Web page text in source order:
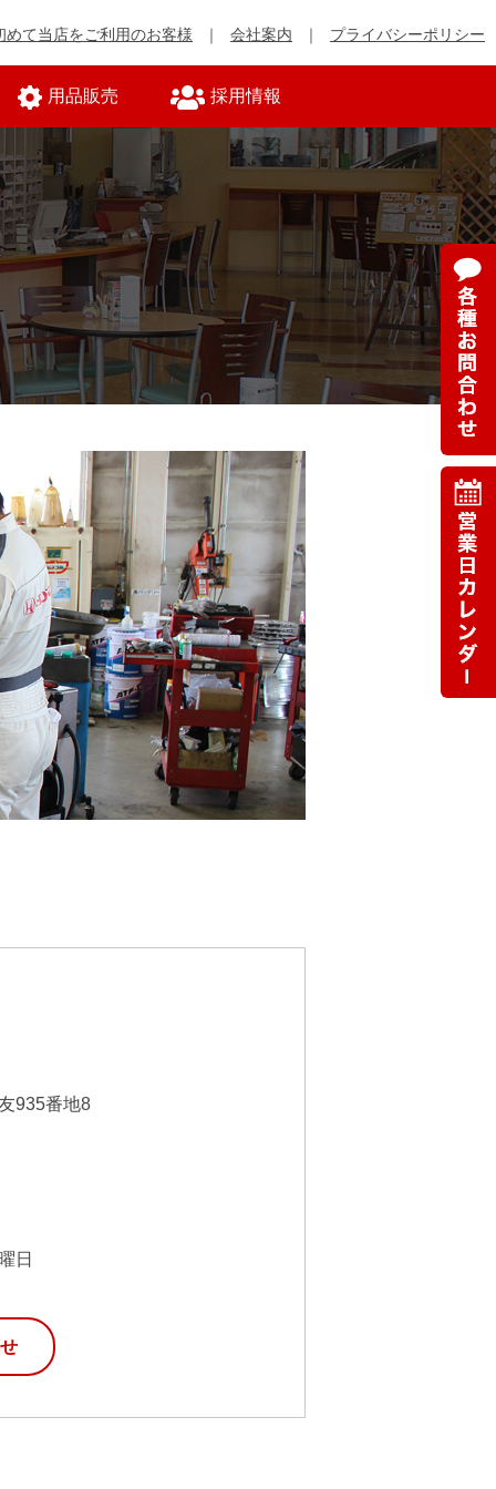
めて当店をご利用のお客様 会社案内 プライバシーポリシー
用品販売 採用情報
935番地8
日